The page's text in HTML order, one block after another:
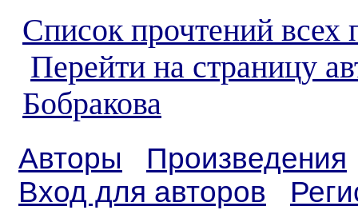
Список прочтений всех
Перейти на страницу
Бобракова
Авторы
Произведения
Вход для авторов